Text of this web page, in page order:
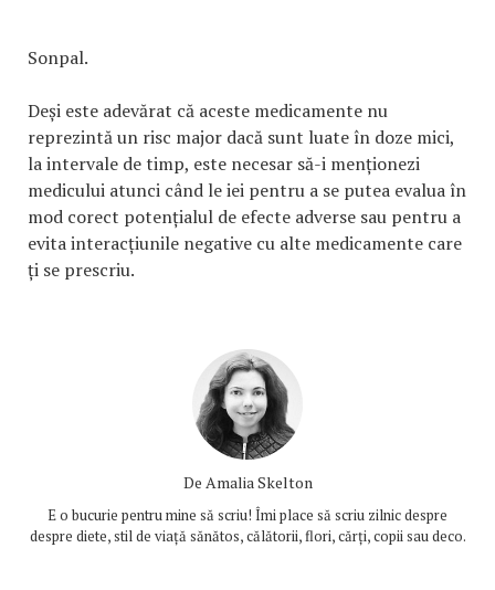
Sonpal.
Deși este adevărat că aceste medicamente nu
reprezintă un risc major dacă sunt luate în doze mici,
la intervale de timp, este necesar să-i menționezi
medicului atunci când le iei pentru a se putea evalua în
mod corect potențialul de efecte adverse sau pentru a
evita interacțiunile negative cu alte medicamente care
ți se prescriu.
De Amalia Skelton
E o bucurie pentru mine să scriu! Îmi place să scriu zilnic despre
despre diete, stil de viață sănătos, călătorii, flori, cărți, copii sau deco.